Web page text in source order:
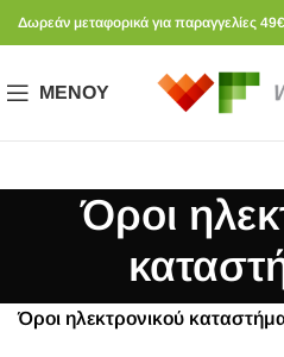
Δωρεάν μεταφορικά για παραγγελίες 49€
ΜΕΝΟΎ
Όροι
Όροι ηλεκτρονικού